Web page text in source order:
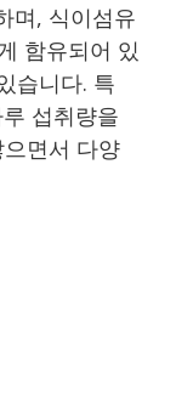
며, 식이섬유
함유되어 있
습니다. 특
섭취량을
면서 다양